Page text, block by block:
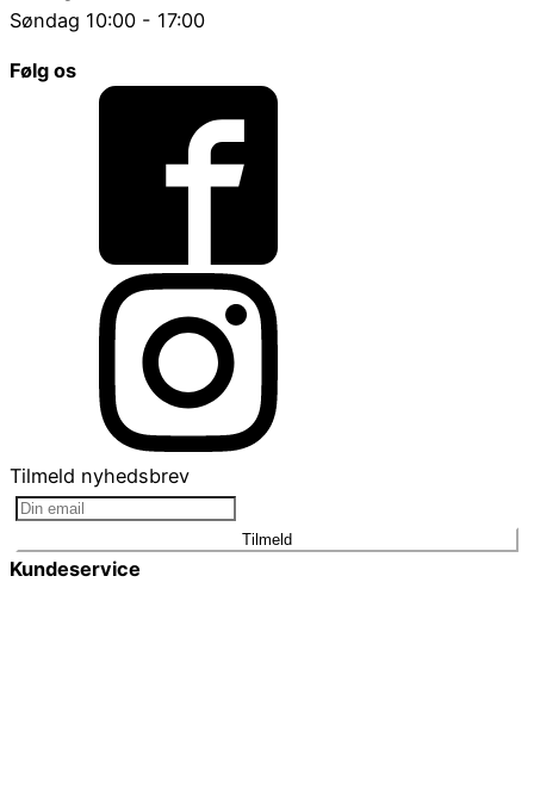
Søndag 10:00 - 17:00
Følg os
Tilmeld nyhedsbrev
Tilmeld
Kundeservice